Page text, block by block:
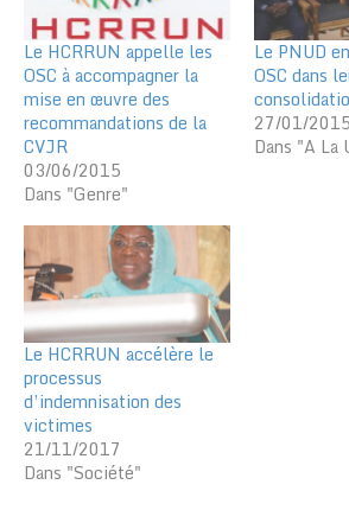
Le HCRRUN appelle les
OSC à accompagner la
mise en œuvre des
recommandations de la
CVJR
03/06/2015
Dans "Genre"
Le PNUD
OSC dans
27/01/2015
Dans "A La
Le HCRRUN accélère le
processus
d’indemnisation des
victimes
21/11/2017
Dans "Société"